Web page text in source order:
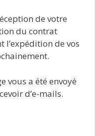
de votre
du contrat
l’expédition de vos
vous a été envoyé
d’e-mails.